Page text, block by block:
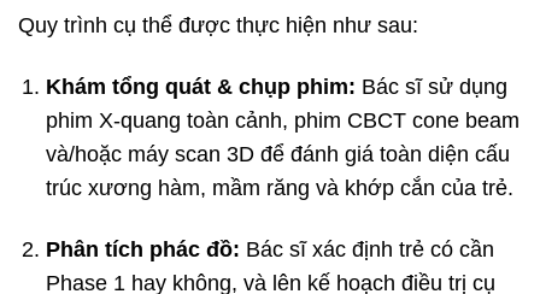
Quy trình cụ thể được thực hiện như sau:
Khám tổng quát & chụp phim: Bác sĩ sử dụng
phim X-quang toàn cảnh, phim CBCT cone beam
và/hoặc máy scan 3D để đánh giá toàn diện cấu
trúc xương hàm, mầm răng và khớp cắn của trẻ.
Phân tích phác đồ: Bác sĩ xác định trẻ có cần
Phase 1 hay không, và lên kế hoạch điều trị cụ